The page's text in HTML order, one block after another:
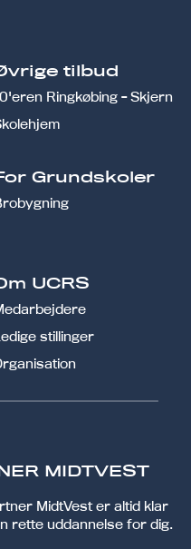
tilbud
Ringkøbing - Skjern
Grundskoler
UCRS
stillinger
MIDTVEST
MidtVest er altid klar
rette uddannelse for dig.